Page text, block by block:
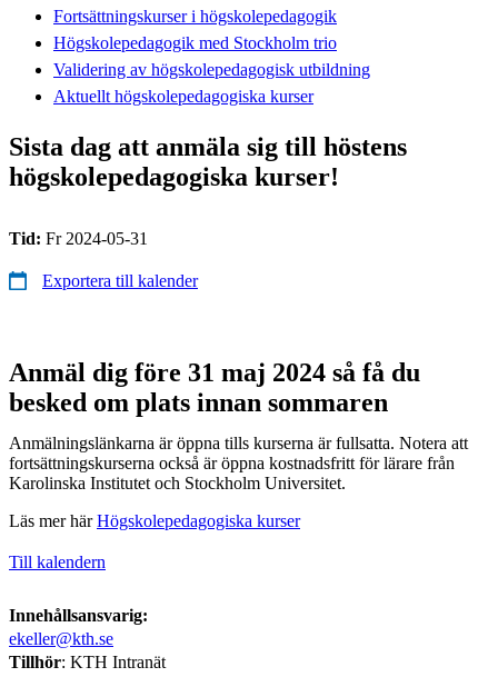
Fortsättningskurser i högskolepedagogik
Högskolepedagogik med Stockholm trio
Validering av högskolepedagogisk utbildning
Aktuellt högskolepedagogiska kurser
Sista dag att anmäla sig till höstens
högskolepedagogiska kurser!
Tid: Fr 2024-05-31
Exportera till kalender
Anmäl dig före 31 maj 2024 så få du
besked om plats innan sommaren
Anmälningslänkarna är öppna tills kurserna är fullsatta. Notera att
fortsättningskurserna också är öppna kostnadsfritt för lärare från
Karolinska Institutet och Stockholm Universitet.
Läs mer härHögskolepedagogiska kurser
Till kalendern
Innehållsansvarig:
ekeller@kth.se
Tillhör: KTH Intranät